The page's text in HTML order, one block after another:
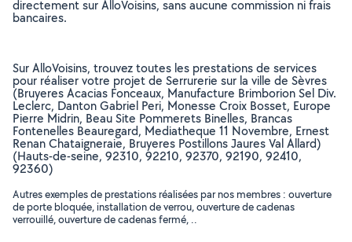
directement sur AlloVoisins, sans aucune commission ni frais
bancaires.
Sur AlloVoisins, trouvez toutes les prestations de services
pour réaliser votre projet de Serrurerie sur la ville de Sèvres
(Bruyeres Acacias Fonceaux, Manufacture Brimborion Sel Div.
Leclerc, Danton Gabriel Peri, Monesse Croix Bosset, Europe
Pierre Midrin, Beau Site Pommerets Binelles, Brancas
Fontenelles Beauregard, Mediatheque 11 Novembre, Ernest
Renan Chataigneraie, Bruyeres Postillons Jaures Val Allard)
(Hauts-de-seine, 92310, 92210, 92370, 92190, 92410,
92360)
Autres exemples de prestations réalisées par nos membres : ouverture
de porte bloquée, installation de verrou, ouverture de cadenas
verrouillé, ouverture de cadenas fermé, ..